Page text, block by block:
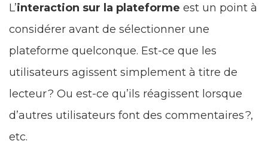
L’interaction sur la plateforme est un point à
considérer avant de sélectionner une
plateforme quelconque. Est-ce que les
utilisateurs agissent simplement à titre de
lecteur ? Ou est-ce qu’ils réagissent lorsque
d’autres utilisateurs font des commentaires ?,
etc.